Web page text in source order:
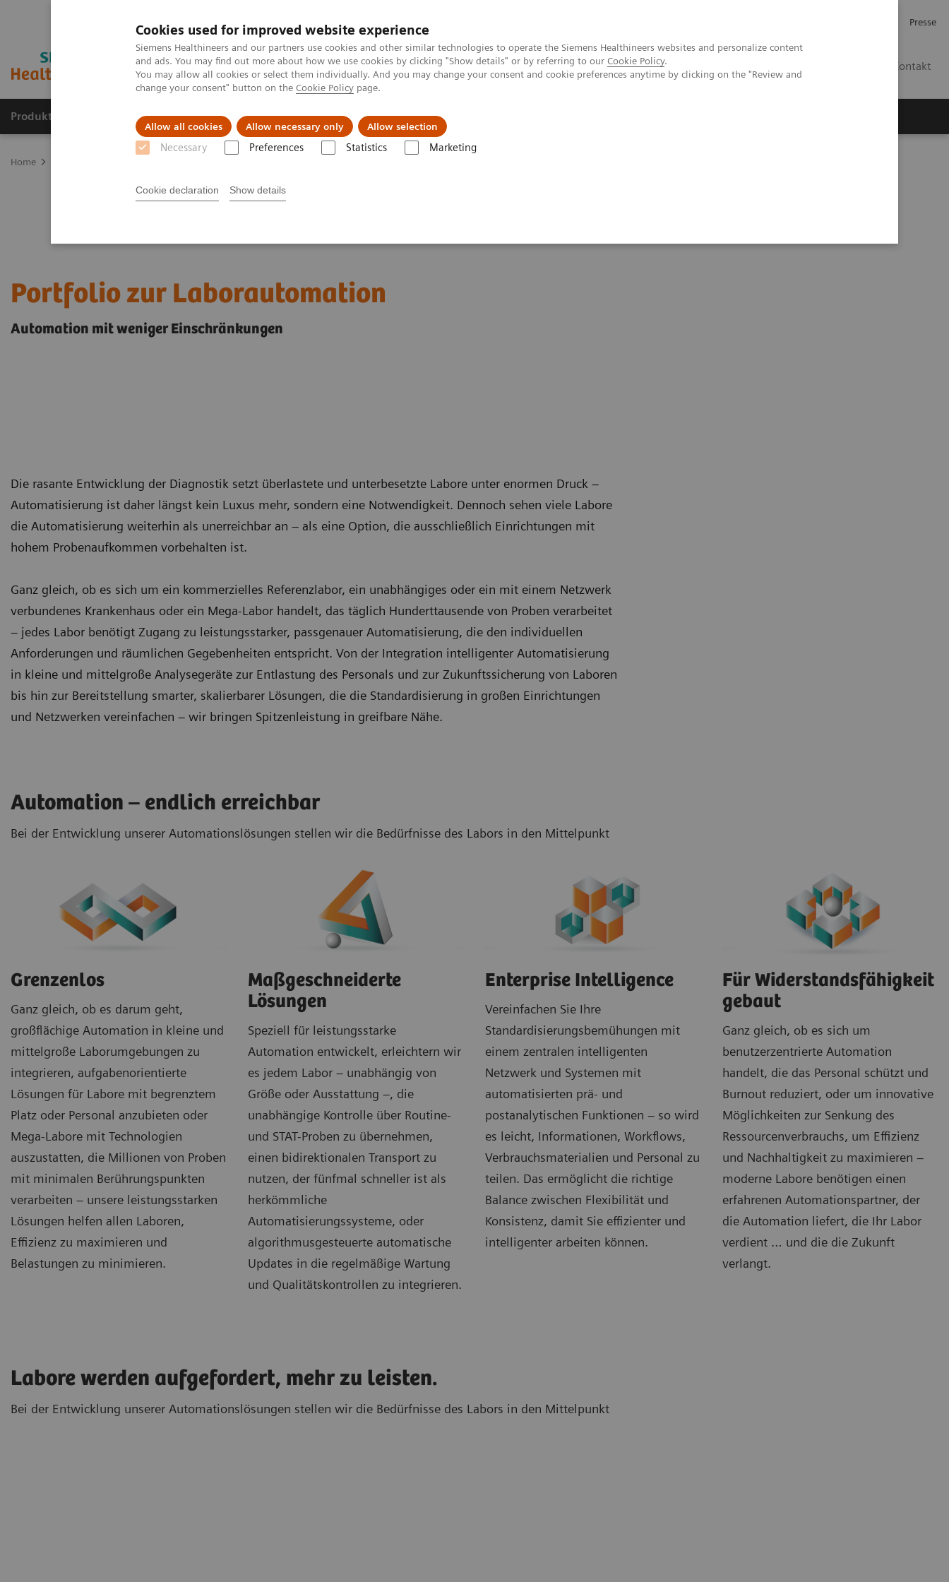
Cookies used for improved website experience
Siemens Healthineers and our partners use cookies and other similar technologies to operate the Siemens Healthineers websites and personalize content
and ads. You may find out more about how we use cookies by clicking "Show details" or by referring to our Cookie Policy.
You may allow all cookies or select them individually. And you may change your consent and cookie preferences anytime by clicking on the "Review and
change your consent" button on the Cookie Policy page.
Allow all cookies Allow necessary only Allow selection
Necessary Preferences Statistics Marketing
Cookie declaration Show details
Presse
Kontakt
Produkte und Services Fachbereiche Herausforderungen & Lösungen
Home
Portfolio zur Laborautomation
Automation mit weniger Einschränkungen
Die rasante Entwicklung der Diagnostik setzt überlastete und unterbesetzte Labore unter enormen Druck –
Automatisierung ist daher längst kein Luxus mehr, sondern eine Notwendigkeit. Dennoch sehen viele Labore
die Automatisierung weiterhin als unerreichbar an – als eine Option, die ausschließlich Einrichtungen mit
hohem Probenaufkommen vorbehalten ist.
Ganz gleich, ob es sich um ein kommerzielles Referenzlabor, ein unabhängiges oder ein mit einem Netzwerk
verbundenes Krankenhaus oder ein Mega-Labor handelt, das täglich Hunderttausende von Proben verarbeitet
– jedes Labor benötigt Zugang zu leistungsstarker, passgenauer Automatisierung, die den individuellen
Anforderungen und räumlichen Gegebenheiten entspricht. Von der Integration intelligenter Automatisierung
in kleine und mittelgroße Analysegeräte zur Entlastung des Personals und zur Zukunftssicherung von Laboren
bis hin zur Bereitstellung smarter, skalierbarer Lösungen, die die Standardisierung in großen Einrichtungen
und Netzwerken vereinfachen – wir bringen Spitzenleistung in greifbare Nähe.
Automation – endlich erreichbar
Bei der Entwicklung unserer Automationslösungen stellen wir die Bedürfnisse des Labors in den Mittelpunkt
Grenzenlos
Ganz gleich, ob es darum geht,
großflächige Automation in kleine und
mittelgroße Laborumgebungen zu
integrieren, aufgabenorientierte
Lösungen für Labore mit begrenztem
Platz oder Personal anzubieten oder
Mega-Labore mit Technologien
auszustatten, die Millionen von Proben
mit minimalen Berührungspunkten
verarbeiten – unsere leistungsstarken
Lösungen helfen allen Laboren,
Effizienz zu maximieren und
Belastungen zu minimieren.
Maßgeschneiderte
Lösungen
Speziell für leistungsstarke
Automation entwickelt, erleichtern wir
es jedem Labor – unabhängig von
Größe oder Ausstattung –, die
unabhängige Kontrolle über Routine-
und STAT-Proben zu übernehmen,
einen bidirektionalen Transport zu
nutzen, der fünfmal schneller ist als
herkömmliche
Automatisierungssysteme, oder
algorithmusgesteuerte automatische
Updates in die regelmäßige Wartung
und Qualitätskontrollen zu integrieren.
Enterprise Intelligence
Vereinfachen Sie Ihre
Standardisierungsbemühungen mit
einem zentralen intelligenten
Netzwerk und Systemen mit
automatisierten prä- und
postanalytischen Funktionen – so wird
es leicht, Informationen, Workflows,
Verbrauchsmaterialien und Personal zu
teilen. Das ermöglicht die richtige
Balance zwischen Flexibilität und
Konsistenz, damit Sie effizienter und
intelligenter arbeiten können.
Für Widerstandsfähigkeit
gebaut
Ganz gleich, ob es sich um
benutzerzentrierte Automation
handelt, die das Personal schützt und
Burnout reduziert, oder um innovative
Möglichkeiten zur Senkung des
Ressourcenverbrauchs, um Effizienz
und Nachhaltigkeit zu maximieren –
moderne Labore benötigen einen
erfahrenen Automationspartner, der
die Automation liefert, die Ihr Labor
verdient … und die die Zukunft
verlangt.
Labore werden aufgefordert, mehr zu leisten.
Bei der Entwicklung unserer Automationslösungen stellen wir die Bedürfnisse des Labors in den Mittelpunkt